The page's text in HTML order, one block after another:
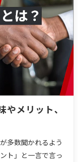
メリット、
多数聞かれるよう
ト」と一言で言っ